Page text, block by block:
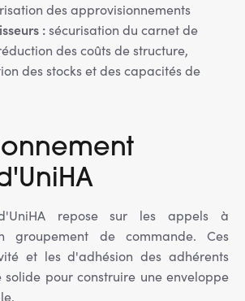
des approvisionnements
: sécurisation du carnet de
des coûts de structure,
des stocks et des capacités de
repose sur les appels à
groupement de commande. Ces
et les d'adhésion des adhérents
solide pour construire une enveloppe